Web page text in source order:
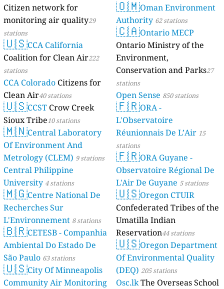
Citizen network for
monitoring air quality29
stations
🇺🇸CCA California
Coalition for Clean Air222
stations
CCA Colorado Citizens for
Clean Air40 stations
🇺🇸CCST Crow Creek
Sioux Tribe10 stations
🇲🇳Central Laboratory
Of Environment And
Metrology (CLEM) 9 stations
Central Philippine
University 4 stations
🇲🇬Centre National De
Recherches Sur
L'Environnement 8 stations
🇧🇷CETESB - Companhia
Ambiental Do Estado De
São Paulo 63 stations
🇺🇸City Of Minneapolis
Community Air Monitoring
🇴🇲Oman Environment
Authority 62 stations
🇨🇦Ontario MECP
Ontario Ministry of the
Environment,
Conservation and Parks27
stations
Open Sense 850 stations
🇫🇷ORA -
L'Observatoire
Réunionnais De L’Air 15
stations
🇫🇷ORA Guyane -
Observatoire Régional De
L'Air De Guyane 5 stations
🇺🇸Oregon CTUIR
Confederated Tribes of the
Umatilla Indian
Reservation44 stations
🇺🇸Oregon Department
Of Environmental Quality
(DEQ) 205 stations
Osc.lkThe Overseas School